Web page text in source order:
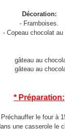
Décoration:
- Framboises.
- Copeau chocolat au
* Préparation:
le four à
une casserole le